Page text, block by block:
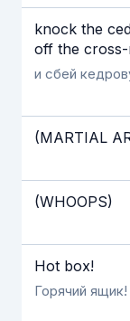
knock the
off the
и сбей
(MARTIAL
(WHOOPS)
Hot box!
Горячий ящик!